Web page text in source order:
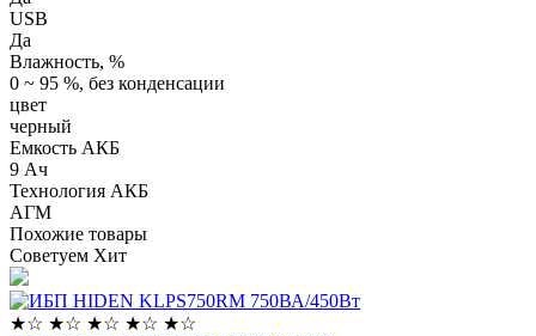
USB
Да
Влажность, %
0 ~ 95 %, без конденсации
цвет
черный
Емкость АКБ
9 Ач
Технология АКБ
АГМ
Похожие товары
Советуем Хит
★☆ ★☆ ★☆ ★☆ ★☆